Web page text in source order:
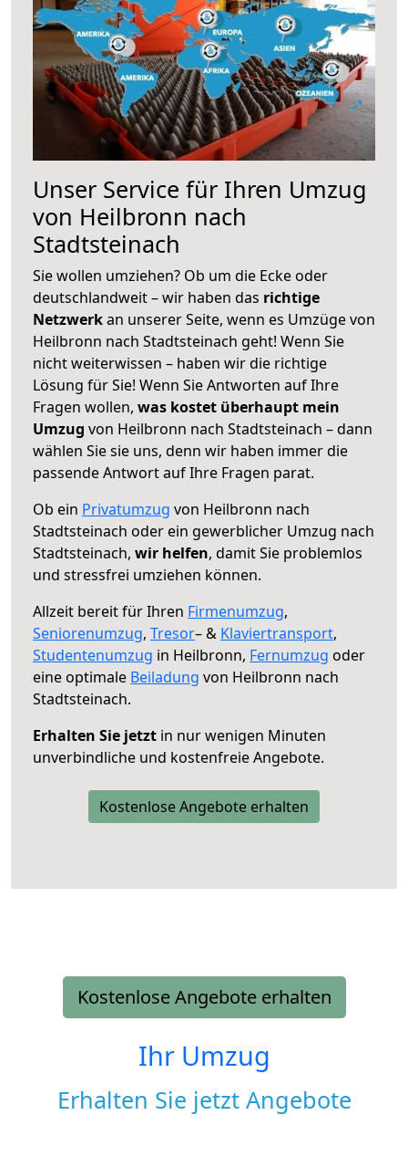
Unser Service für Ihren Umzug
von Heilbronn nach
Stadtsteinach
Sie wollen umziehen? Ob um die Ecke oder
deutschlandweit – wir haben das richtige
Netzwerkan unserer Seite, wenn es Umzüge von
Heilbronn nach Stadtsteinach geht! Wenn Sie
nicht weiterwissen – haben wir die richtige
Lösung für Sie! Wenn Sie Antworten auf Ihre
Fragen wollen, was kostet überhaupt mein
Umzug von Heilbronn nach Stadtsteinach – dann
wählen Sie sie uns, denn wir haben immer die
passende Antwort auf Ihre Fragen parat.
Ob ein Privatumzug von Heilbronn nach
Stadtsteinach oder ein gewerblicher Umzug nach
Stadtsteinach, wir helfen, damit Sie problemlos
und stressfrei umziehen können.
Allzeit bereit für Ihren Firmenumzug,
Seniorenumzug, Tresor– & Klaviertransport,
Studentenumzug in Heilbronn, Fernumzug oder
eine optimale Beiladung von Heilbronn nach
Stadtsteinach.
Erhalten Sie jetzt in nur wenigen Minuten
unverbindliche und kostenfreie Angebote.
Kostenlose Angebote erhalten
Kostenlose Angebote erhalten
Ihr Umzug
Erhalten Sie jetzt Angebote